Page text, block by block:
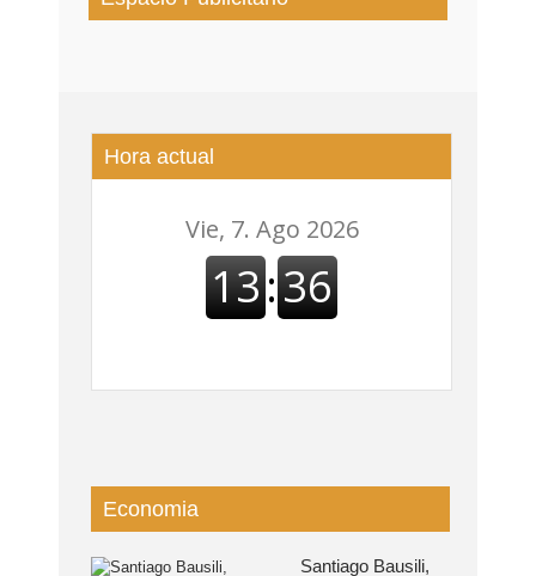
DISTRITO DE ALTO COMEDERO
Hora actual
Economia
Santiago Bausili,